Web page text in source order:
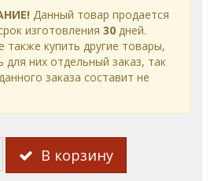
Данный товар продается
изготовления 30 дней.
также купить другие товары,
них отдельный заказ, так
заказа составит не
В корзину